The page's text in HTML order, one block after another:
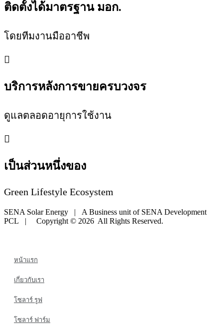
ติดตั้งได้มาตรฐาน มอก.
โดยทีมงานมืออาชีพ
บริการหลังการขายครบวงจร
ดูแลตลอดอายุการใช้งาน
เป็นส่วนหนึ่งของ
Green Lifestyle Ecosystem
SENA Solar Energy | A Business unit of SENA Development
PCL | Copyright © 2026 All Rights Reserved.
หน้าแรก
เกี่ยวกับเรา
โซลาร์ รูฟ
โซลาร์ ฟาร์ม